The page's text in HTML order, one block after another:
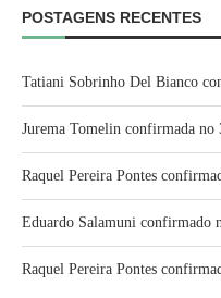
POSTAGENS RECENTES
Tatiani Sobrinho Del Bianco
Jurema Tomelin confirmada no
Raquel Pereira Pontes
Eduardo Salamuni confirmado
Raquel Pereira Pontes